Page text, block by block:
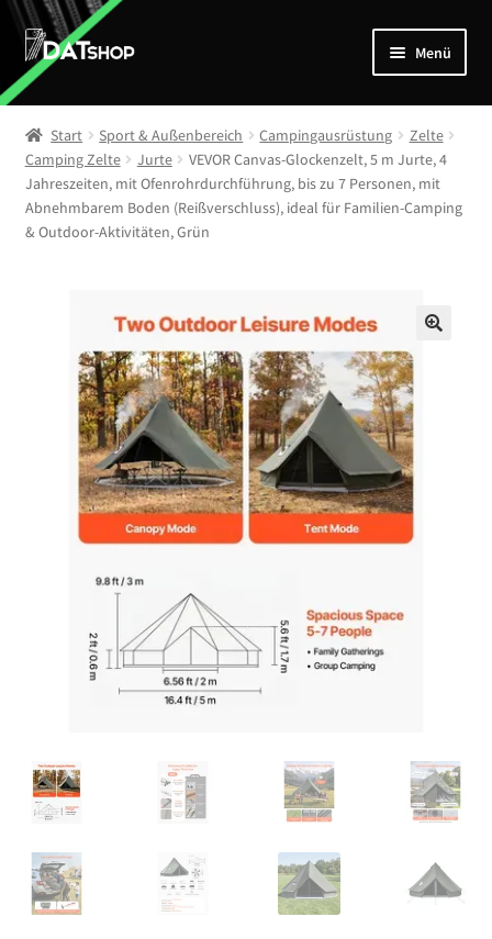
Zur
Navigation
springen
Zum
Inhalt
springen
Menü
Home
Shop
öffnen
Mein Account
Start Sport & Außenbereich Campingausrüstung
Zelte
Camping Zelte
Jurte
VEVOR Canvas-Glockenzelt, 5 m Jurte, 4
Jahreszeiten, mit Ofenrohrdurchführung, bis zu 7 Personen, mit
Abnehmbarem Boden (Reißverschluss), ideal für Familien-Camping
& Outdoor-Aktivitäten, Grün